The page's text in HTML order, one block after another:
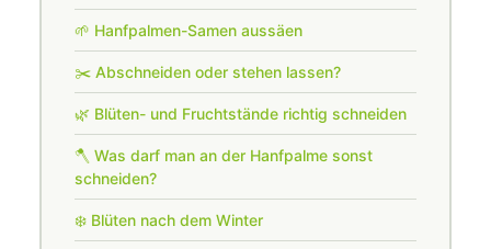
🌱 Hanfpalmen-Samen aussäen
✂️ Abschneiden oder stehen lassen?
🌿 Blüten- und Fruchtstände richtig schneiden
🪓 Was darf man an der Hanfpalme sonst
schneiden?
❄️ Blüten nach dem Winter